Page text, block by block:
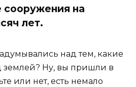
сооружения на
лет.
над тем, какие
землей? Ну, вы пришли в
или нет, есть немало